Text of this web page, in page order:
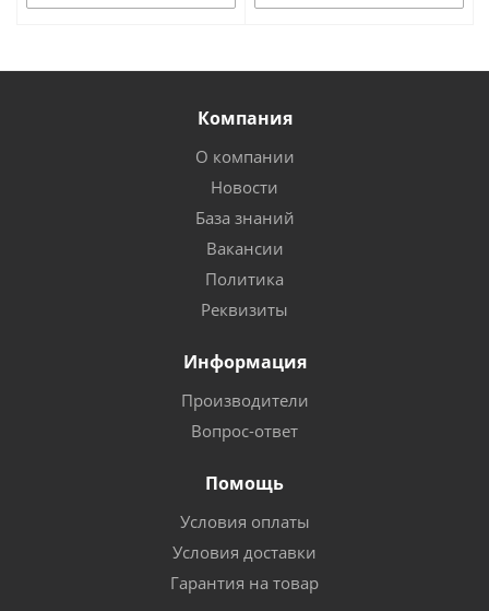
Компания
О компании
Новости
База знаний
Вакансии
Политика
Реквизиты
Информация
Производители
Вопрос-ответ
Помощь
Условия оплаты
Условия доставки
Гарантия на товар